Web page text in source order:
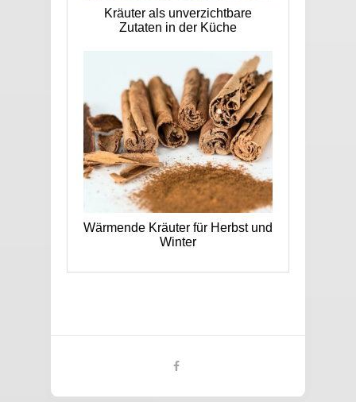
Kräuter als unverzichtbare
Zutaten in der Küche
Wärmende Kräuter für Herbst und
Winter